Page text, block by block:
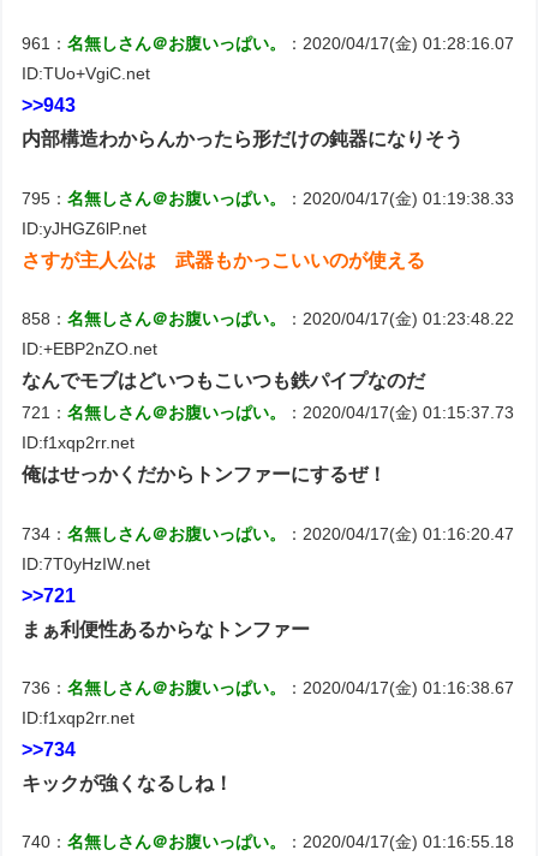
961：名無しさん＠お腹いっぱい。
：2020/04/17(金) 01:28:16.07
ID:TUo+VgiC.net
>>943
内部構造わからんかったら形だけの鈍器になりそう
795：名無しさん＠お腹いっぱい。
：2020/04/17(金) 01:19:38.33
ID:yJHGZ6lP.net
さすが主人公は 武器もかっこいいのが使える
858：名無しさん＠お腹いっぱい。
：2020/04/17(金) 01:23:48.22
ID:+EBP2nZO.net
なんでモブはどいつもこいつも鉄パイプなのだ
721：名無しさん＠お腹いっぱい。
：2020/04/17(金) 01:15:37.73
ID:f1xqp2rr.net
俺はせっかくだからトンファーにするぜ！
734：名無しさん＠お腹いっぱい。
：2020/04/17(金) 01:16:20.47
ID:7T0yHzIW.net
>>721
まぁ利便性あるからなトンファー
736：名無しさん＠お腹いっぱい。
：2020/04/17(金) 01:16:38.67
ID:f1xqp2rr.net
>>734
キックが強くなるしね！
740：名無しさん＠お腹いっぱい。 ：2020/04/17(金) 01:16:55.18